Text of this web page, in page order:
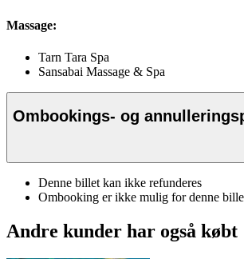
Massage:
Tarn Tara Spa
Sansabai Massage & Spa
Ombookings- og
Denne billet kan ikke refunderes
Ombooking er ikke mulig for denne
Andre kunder har også købt